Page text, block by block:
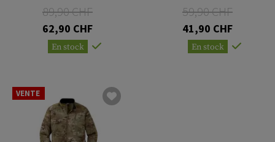
89,90 CHF
62,90 CHF
En stock
59,90 CHF
41,90 CHF
En stock
VENTE